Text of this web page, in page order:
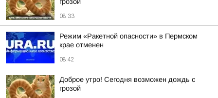
08:33
Режим «Ракетной опасности» в Пермском
крае отменен
08:42
Доброе утро! Сегодня возможен дождь с
грозой